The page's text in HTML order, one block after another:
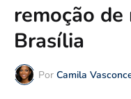
remoção de
Brasília
Por Camila